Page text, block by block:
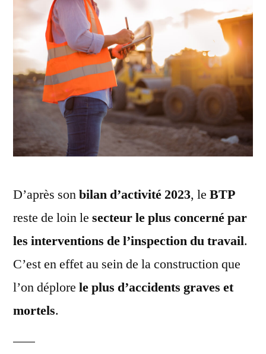
D’après sonbilan d’activité 2023, le BTP
reste de loin le secteur le plus concerné par
les interventions de l’inspection du travail.
C’est en effet au sein de la construction que
l’on déplore le plus d’accidents graves et
mortels.